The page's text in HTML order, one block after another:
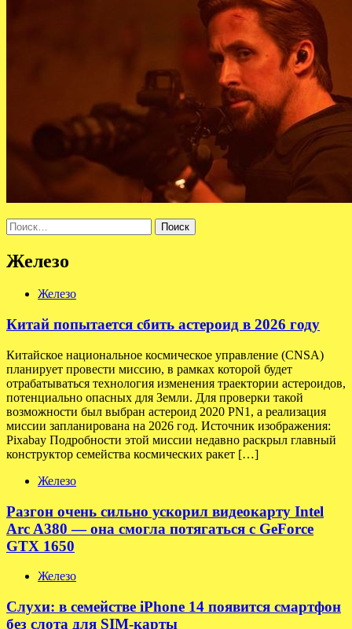
Найти:
Железо
Железо
Китай попытается сбить астероид в 2026 году
Китайское национальное космическое управление (CNSA)
планирует провести миссию, в рамках которой будет
отрабатываться технология изменения траектории астероидов,
потенциально опасных для Земли. Для проверки такой
возможности был выбран астероид 2020 PN1, а реализация
миссии запланирована на 2026 год. Источник изображения:
Pixabay Подробности этой миссии недавно раскрыл главный
конструктор семейства космических ракет […]
Железо
Разгон очень сильно ускорил видеокарту Intel
Arc A380 — она смогла потягаться с GeForce
GTX 1650
Железо
Слухи: в семействе iPhone 14 появится смартфон
без слота для SIM-карты